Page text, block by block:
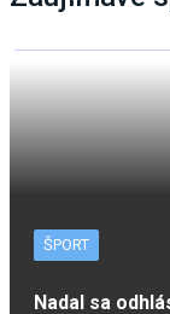
ŠPORT
Nadal sa